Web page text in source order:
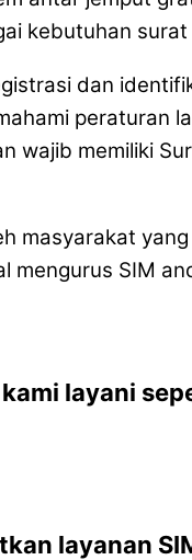
kebutuhan
dan
peraturan
wajib memiliki
masyarakat
mengurus SIM
layani
layanan